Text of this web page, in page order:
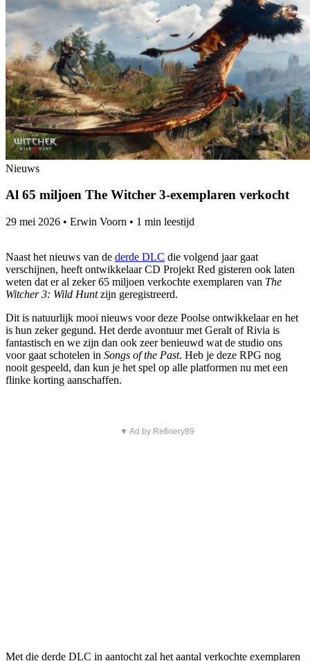
Nieuws
Al 65 miljoen The Witcher 3-exemplaren verkocht
29 mei 2026 • Erwin Voorn • 1 min leestijd
Naast het nieuws van de derde DLC die volgend jaar gaat
verschijnen, heeft ontwikkelaar CD Projekt Red gisteren ook laten
weten dat er al zeker 65 miljoen verkochte exemplaren van The
Witcher 3: Wild Huntzijn geregistreerd.
Dit is natuurlijk mooi nieuws voor deze Poolse ontwikkelaar en het
is hun zeker gegund. Het derde avontuur met Geralt of Rivia is
fantastisch en we zijn dan ook zeer benieuwd wat de studio ons
voor gaat schotelen in Songs of the Past. Heb je deze RPG nog
nooit gespeeld, dan kun je het spel op alle platformen nu met een
flinke korting aanschaffen.
▼ Ad by Refinery89
Met die derde DLC in aantocht zal het aantal verkochte exemplaren